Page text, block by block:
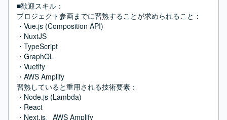
■歓迎スキル：
プロジェクト参画までに習熟することが求められること：
・Vue.js (Composition API)
・NuxtJS
・TypeScript
・GraphQL
・Vuetify
・AWS Amplify
習熟していると重用される技術要素：
・Node.js (Lambda)
・React
・Next.js、AWS Amplify